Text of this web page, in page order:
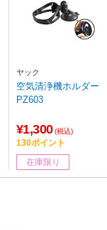
ヤック
空気清浄機ホルダ
PZ603
¥1,300 (税込)
130ポイント
在庫限り